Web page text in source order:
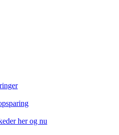
her og nu